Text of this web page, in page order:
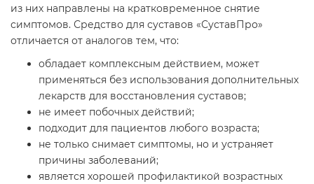
из них направлены на кратковременное снятие
симптомов. Средство для суставов «СуставПро»
отличается от аналогов тем, что:
обладает комплексным действием, может
применяться без использования дополнительных
лекарств для восстановления суставов;
не имеет побочных действий;
подходит для пациентов любого возраста;
не только снимает симптомы, но и устраняет
причины заболеваний;
является хорошей профилактикой возрастных